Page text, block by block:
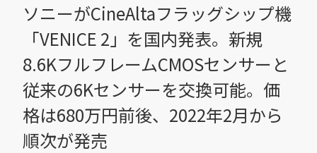
ソニーがCineAltaフラッグシップ機
「VENICE 2」を国内発表。新規
8.6KフルフレームCMOSセンサーと
従来の6Kセンサーを交換可能。価
格は680万円前後、2022年2月から
順次が発売